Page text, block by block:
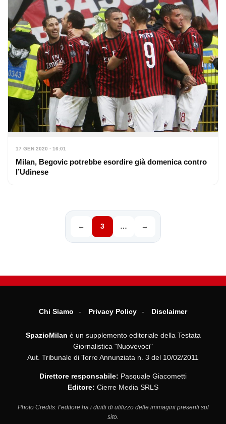
17 GEN 2020 · 16:01
Milan, Begovic potrebbe esordire già domenica contro
l’Udinese
← 3 … →
Chi Siamo Privacy Policy Disclaimer
SpazioMilan è un supplemento editoriale della Testata
Giornalistica "Nuovevoci"
Aut. Tribunale di Torre Annunziata n. 3 del 10/02/2011
Direttore responsabile: Pasquale Giacometti
Editore: Cierre Media SRLS
Photo Credits: l’editore ha i diritti di utilizzo delle immagini presenti sul
sito.